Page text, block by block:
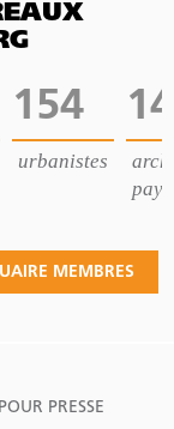
154
urbanistes
14
MEMBRES
POUR PRESSE